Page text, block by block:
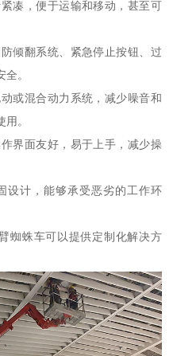
凑，便于运输和移动，甚至可
倾翻系统、紧急停止按钮、过
。
或混合动力系统，减少噪音和
。
界面友好，易于上手，减少操
设计，能够承受恶劣的工作环
蜘蛛车可以提供定制化解决方